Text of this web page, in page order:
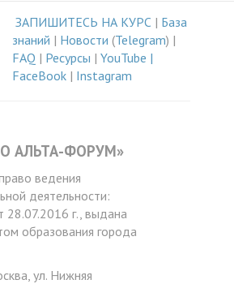
ЗАПИШИТЕСЬ НА КУРС | База
знаний | Новости (Telegram) |
FAQ | Ресурсы | YouTube |
FaceBook | Instagram
АЛЬТА-ФОРУМ»
ведения
деятельности:
г., выдана
образования города
ул. Нижняя